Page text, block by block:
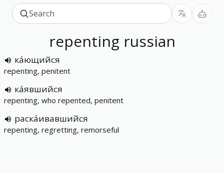
repenting russian
ка́ющийся
repenting, penitent
ка́явшийся
repenting, who repented, penitent
раска́ивавшийся
repenting, regretting, remorseful